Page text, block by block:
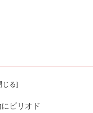
ピリオド